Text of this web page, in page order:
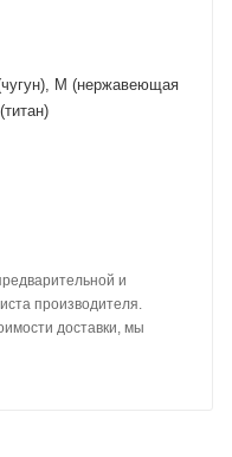
M (нержавеющая
и
производителя.
доставки, мы